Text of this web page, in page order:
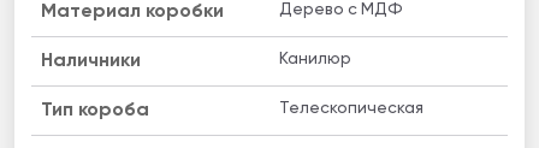
Материал коробки Дерево с МДФ
Наличники Канилюр
Тип короба Телескопическая